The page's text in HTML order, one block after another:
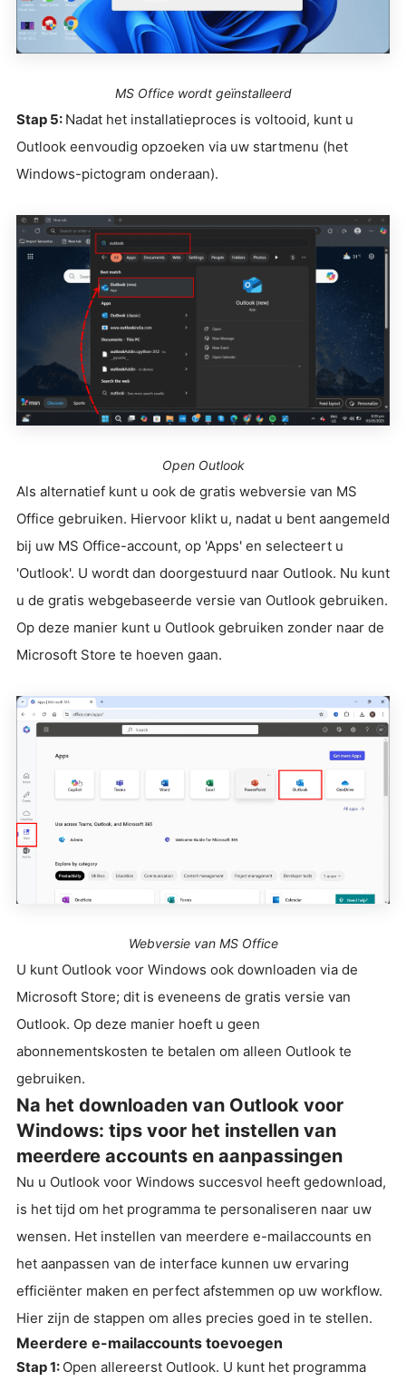
MS Office wordt geïnstalleerd
Stap 5: Nadat het installatieproces is voltooid, kunt u
Outlook eenvoudig opzoeken via uw startmenu (het
Windows-pictogram onderaan).
Open Outlook
Als alternatief kunt u ook de gratis webversie van MS
Office gebruiken. Hiervoor klikt u, nadat u bent aangemeld
bij uw MS Office-account, op 'Apps' en selecteert u
'Outlook'. U wordt dan doorgestuurd naar Outlook. Nu kunt
u de gratis webgebaseerde versie van Outlook gebruiken.
Op deze manier kunt u Outlook gebruiken zonder naar de
Microsoft Store te hoeven gaan.
Webversie van MS Office
U kunt Outlook voor Windows ook downloaden via de
Microsoft Store; dit is eveneens de gratis versie van
Outlook. Op deze manier hoeft u geen
abonnementskosten te betalen om alleen Outlook te
gebruiken.
Na het downloaden van Outlook voor
Windows: tips voor het instellen van
meerdere accounts en aanpassingen
Nu u Outlook voor Windows succesvol heeft gedownload,
is het tijd om het programma te personaliseren naar uw
wensen. Het instellen van meerdere e-mailaccounts en
het aanpassen van de interface kunnen uw ervaring
efficiënter maken en perfect afstemmen op uw workflow.
Hier zijn de stappen om alles precies goed in te stellen.
Meerdere e-mailaccounts toevoegen
Stap 1: Open allereerst Outlook. U kunt het programma